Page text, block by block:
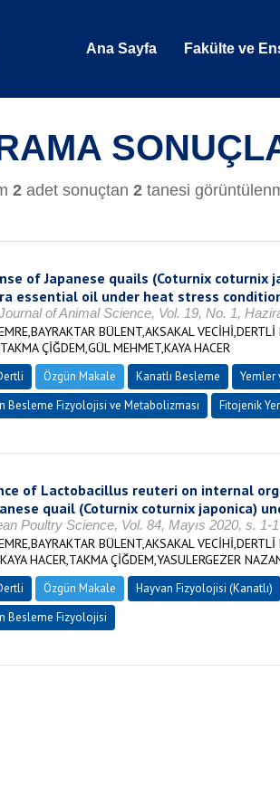
Ana Sayfa Fakülte ve
2 adet sonuçtan 2 tanesi
of Japanese quails (Coturnix
essential oil under heat stress
of Animal Science, Vol. 19, No. 1,
BÜLENT,AKSAKAL
ÇİĞDEM,GÜL MEHMET,KAYA HACER
Özgün Makale Kanatlı Besleme
Yemler
Besleme Fizyolojisi ve Metabolizması
Fitojenik
of Lactobacillus reuteri on internal
quail (Coturnix coturnix japonica)
Poultry Science, Vol. 84, Mayıs 2020, s. 1-
BÜLENT,AKSAKAL
HACER,TAKMA ÇİĞDEM,YASULERGEZER
Özgün Makale Hayvan Fizyolojisi (Kanatlı)
Besleme Fizyolojisi